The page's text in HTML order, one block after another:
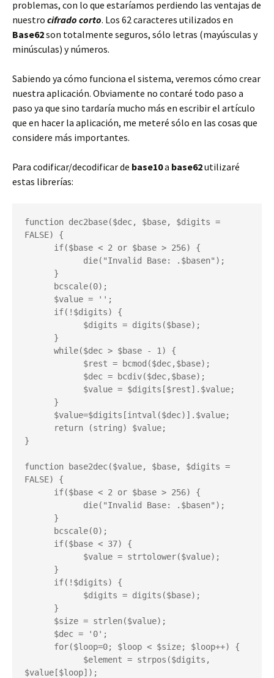
problemas, con lo que estaríamos perdiendo las ventajas de
nuestro cifrado corto. Los 62 caracteres utilizados en
Base62son totalmente seguros, sólo letras (mayúsculas y
minúsculas) y números.
Sabiendo ya cómo funciona el sistema, veremos cómo crear
nuestra aplicación. Obviamente no contaré todo paso a
paso ya que sino tardaría mucho más en escribir el artículo
que en hacer la aplicación, me meteré sólo en las cosas que
considere más importantes.
Para codificar/decodificar de base10a base62utilizaré
estas librerías:
function dec2base($dec, $base, $digits =
FALSE) {
}
function base2dec($value, $base, $digits =
FALSE) {
$value[$loop]);